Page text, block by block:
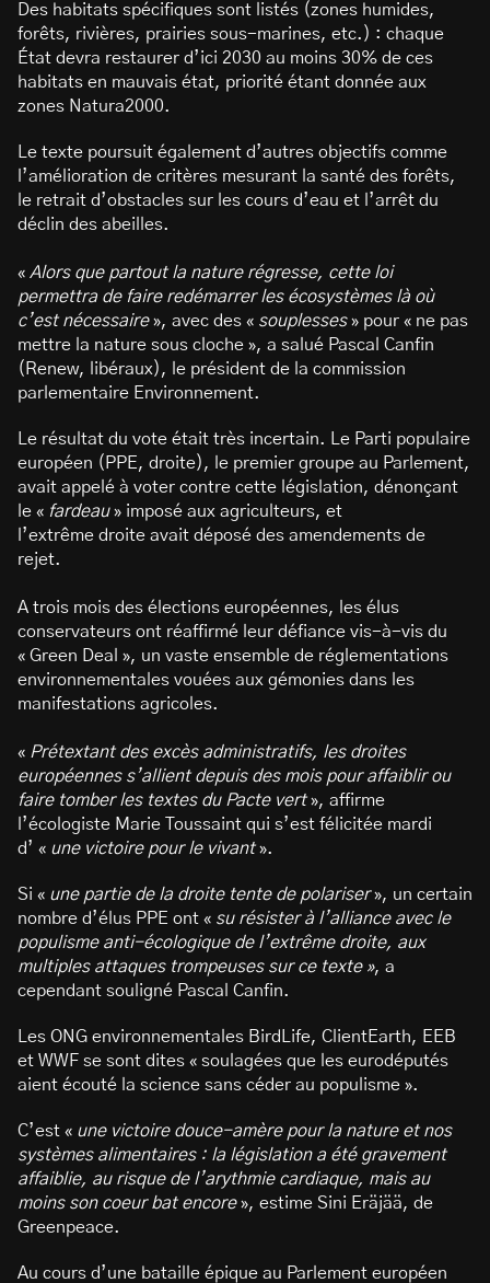
Des habitats spécifiques sont listés (zones humides,
forêts, rivières, prairies sous-marines, etc.) : chaque
État devra restaurer d’ici 2030 au moins 30% de ces
habitats en mauvais état, priorité étant donnée aux
zones Natura2000.
Le texte poursuit également d’autres objectifs comme
l’amélioration de critères mesurant la santé des forêts,
le retrait d’obstacles sur les cours d’eau et l’arrêt du
déclin des abeilles.
« Alors que partout la nature régresse, cette loi
permettra de faire redémarrer les écosystèmes là où
c’est nécessaire», avec des « souplesses» pour « ne pas
mettre la nature sous cloche », a salué Pascal Canfin
(Renew, libéraux), le président de la commission
parlementaire Environnement.
Le résultat du vote était très incertain. Le Parti populaire
européen (PPE, droite), le premier groupe au Parlement,
avait appelé à voter contre cette législation, dénonçant
le « fardeau» imposé aux agriculteurs, et
l’extrême droite avait déposé des amendements de
rejet.
A trois mois des élections européennes, les élus
conservateurs ont réaffirmé leur défiance vis-à-vis du
« Green Deal », un vaste ensemble de réglementations
environnementales vouées aux gémonies dans les
manifestations agricoles.
« Prétextant des excès administratifs, les droites
européennes s’allient depuis des mois pour affaiblir ou
faire tomber les textes du Pacte vert», affirme
l’écologiste Marie Toussaint qui s’est félicitée mardi
d’ « une victoire pour le vivant».
Si « une partie de la droite tente de polariser», un certain
nombre d’élus PPE ont « su résister à l’alliance avec le
populisme anti-écologique de l’extrême droite, aux
multiples attaques trompeuses sur ce texte », a
cependant souligné Pascal Canfin.
Les ONG environnementales BirdLife, ClientEarth, EEB
et WWF se sont dites « soulagées que les eurodéputés
aient écouté la science sans céder au populisme ».
C’est « une victoire douce-amère pour la nature et nos
systèmes alimentaires : la législation a été gravement
affaiblie, au risque de l’arythmie cardiaque, mais au
moins son coeur bat encore», estime Sini Eräjää, de
Greenpeace.
Au cours d’une bataille épique au Parlement européen